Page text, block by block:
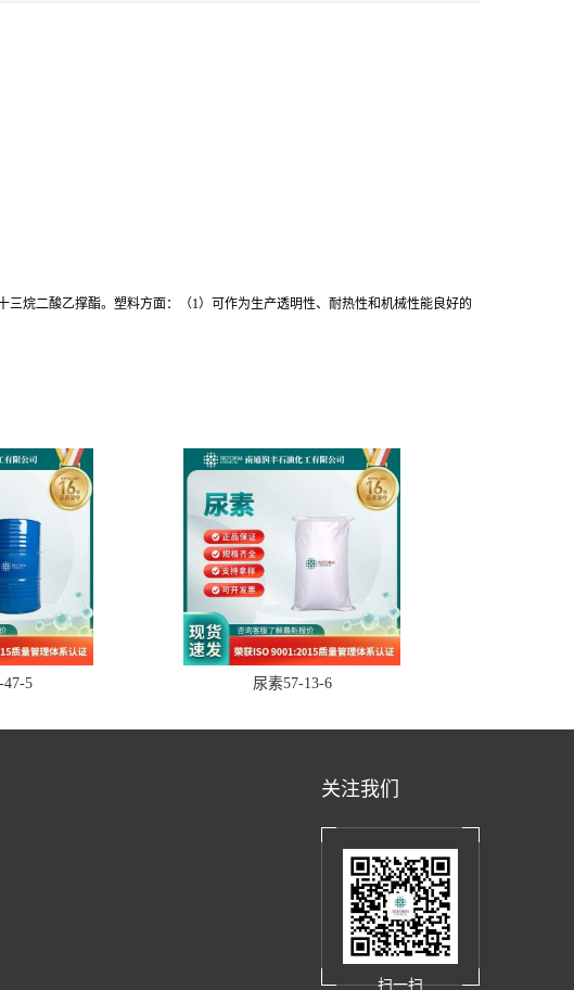
烷二酸乙撑酯。塑料方面：（1）可作为生产透明性、耐热性和机械性能良好的
47-5 尿素57-13-6
关注我们
扫一扫